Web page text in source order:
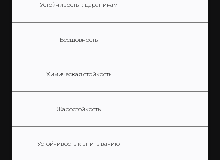
Устойчивость к царапинам
Бесшовность
Химическая стойкость
Жаростойкость
Устойчивость к впитыванию